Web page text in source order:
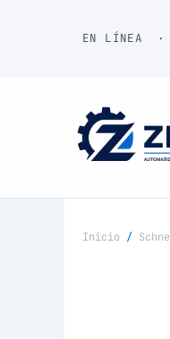
EN LÍNEA ·
Inicio /